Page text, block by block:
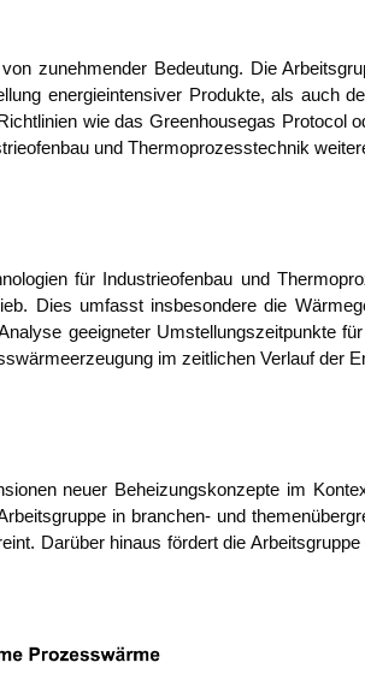
zuneh­men­der Bedeu­tung. Die
ener­gie­in­ten­si­ver Pro­duk­te, als auch
wie das Green­house­gas Pro­to­col
und Ther­mo­pro­zess­tech­nik
für Indus­trie­ofen­bau und
Dies umfasst ins­be­son­de­re die
geeig­ne­ter Umstel­lungs­zeit­punk­te
im zeit­li­chen Ver­lauf der
neu­er Behei­zungs­kon­zep­te im
in bran­chen- und
Dar­über hin­aus för­dert die